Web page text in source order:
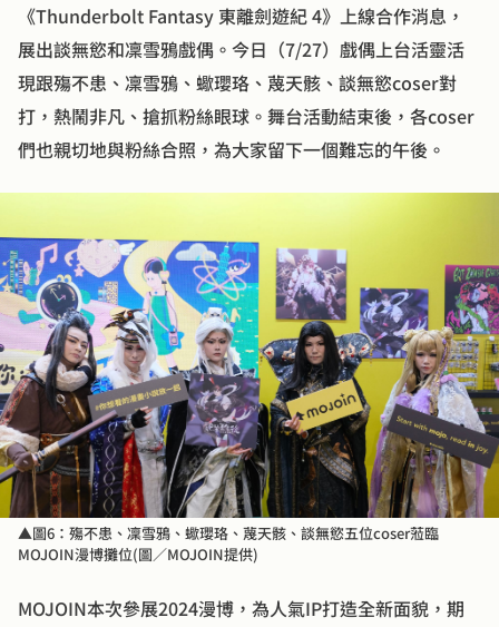
《Thunderbolt Fantasy 東離劍遊紀 4》上線合作消息，
展出談無慾和凜雪鴉戲偶。今日（7/27）戲偶上台活靈活
現跟殤不患、凜雪鴉、蠍瓔珞、蔑天骸、談無慾coser對
打，熱鬧非凡、搶抓粉絲眼球。舞台活動結束後，各coser
們也親切地與粉絲合照，為大家留下一個難忘的午後。
▲圖6：殤不患、凜雪鴉、蠍瓔珞、蔑天骸、談無慾五位coser蒞臨
MOJOIN漫博攤位(圖／MOJOIN提供)
MOJOIN本次參展2024漫博，為人氣IP打造全新面貌，期